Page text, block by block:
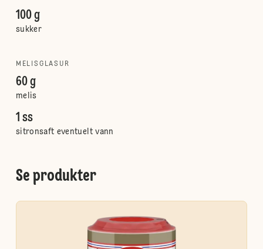
100 g
sukker
MELISGLASUR
60 g
melis
1 ss
sitronsaft eventuelt vann
Se produkter